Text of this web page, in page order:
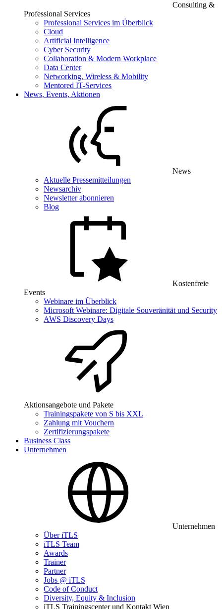
Consulting &
Professional Services
Professional Services im Überblick
Cloud
Artificial Intelligence
Cyber Security
Collaboration & Modern Workplace
Data Center
Networking, Wireless & Mobility
Mentored IT-Services
News, Events, Aktionen
News
Aktuelle Pressemitteilungen
Newsarchiv
Newsletter abonnieren
Blog
Kostenfreie
Events
Webinare im Überblick
Microsoft Webinare: Digitale Souveränität und Security
AWS Discovery Days
Aktionsangebote und Pakete
Trainingspakete von S bis XXL
Zahlung mit Vouchern
Zertifizierungspakete
Business Class
Unternehmen
Unternehmen
Über iTLS
iTLS Team
Awards
Trainer
Partner
Jobs @ iTLS
Code of Conduct
Diversity, Equity & Inclusion
iTLS Trainingscenter und Kontakt Wien